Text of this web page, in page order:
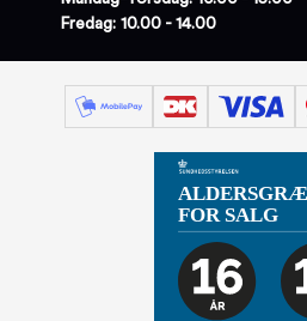
Fredag: 10.00 - 14.00